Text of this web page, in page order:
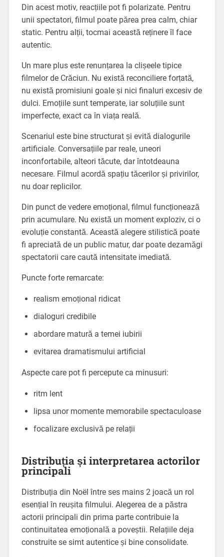
Din acest motiv, reacțiile pot fi polarizate. Pentru
unii spectatori, filmul poate părea prea calm, chiar
static. Pentru alții, tocmai această reținere îl face
autentic.
Un mare plus este renunțarea la clișeele tipice
filmelor de Crăciun. Nu există reconciliere forțată,
nu există promisiuni goale și nici finaluri excesiv de
dulci. Emoțiile sunt temperate, iar soluțiile sunt
imperfecte, exact ca în viața reală.
Scenariul este bine structurat și evită dialogurile
artificiale. Conversațiile par reale, uneori
inconfortabile, alteori tăcute, dar întotdeauna
necesare. Filmul acordă spațiu tăcerilor și privirilor,
nu doar replicilor.
Din punct de vedere emoțional, filmul funcționează
prin acumulare. Nu există un moment exploziv, ci o
evoluție constantă. Această alegere stilistică poate
fi apreciată de un public matur, dar poate dezamăgi
spectatorii care caută intensitate imediată.
Puncte forte remarcate:
realism emoțional ridicat
dialoguri credibile
abordare matură a temei iubirii
evitarea dramatismului artificial
Aspecte care pot fi percepute ca minusuri:
ritm lent
lipsa unor momente memorabile spectaculoase
focalizare exclusivă pe relații
Distribuția și interpretarea actorilor
principali
Distribuția din Noël între ses mains 2 joacă un rol
esențial în reușita filmului. Alegerea de a păstra
actorii principali din prima parte contribuie la
continuitatea emoțională a poveștii. Relațiile deja
construite se simt autentice și bine consolidate.